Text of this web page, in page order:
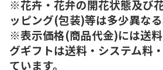
※花卉・花弁の開花状態及び
ッピング(包装)等は多少異なる
※表示価格(商品代金)には送
グギフトは送料・システム料
ています。